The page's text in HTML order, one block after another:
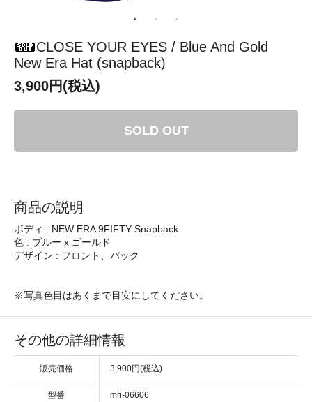
CLOSE YOUR EYES / Blue And Gold
New Era Hat (snapback)
3,900円(税込)
SOLD OUT
商品の説明
ボディ : NEW ERA 9FIFTY Snapback
色 : ブルー x ゴールド
デザイン : フロント、バック
※写真色目はあくまで目安にしてください。
その他の詳細情報
販売価格 3,900円(税込)
型番 mri-06606